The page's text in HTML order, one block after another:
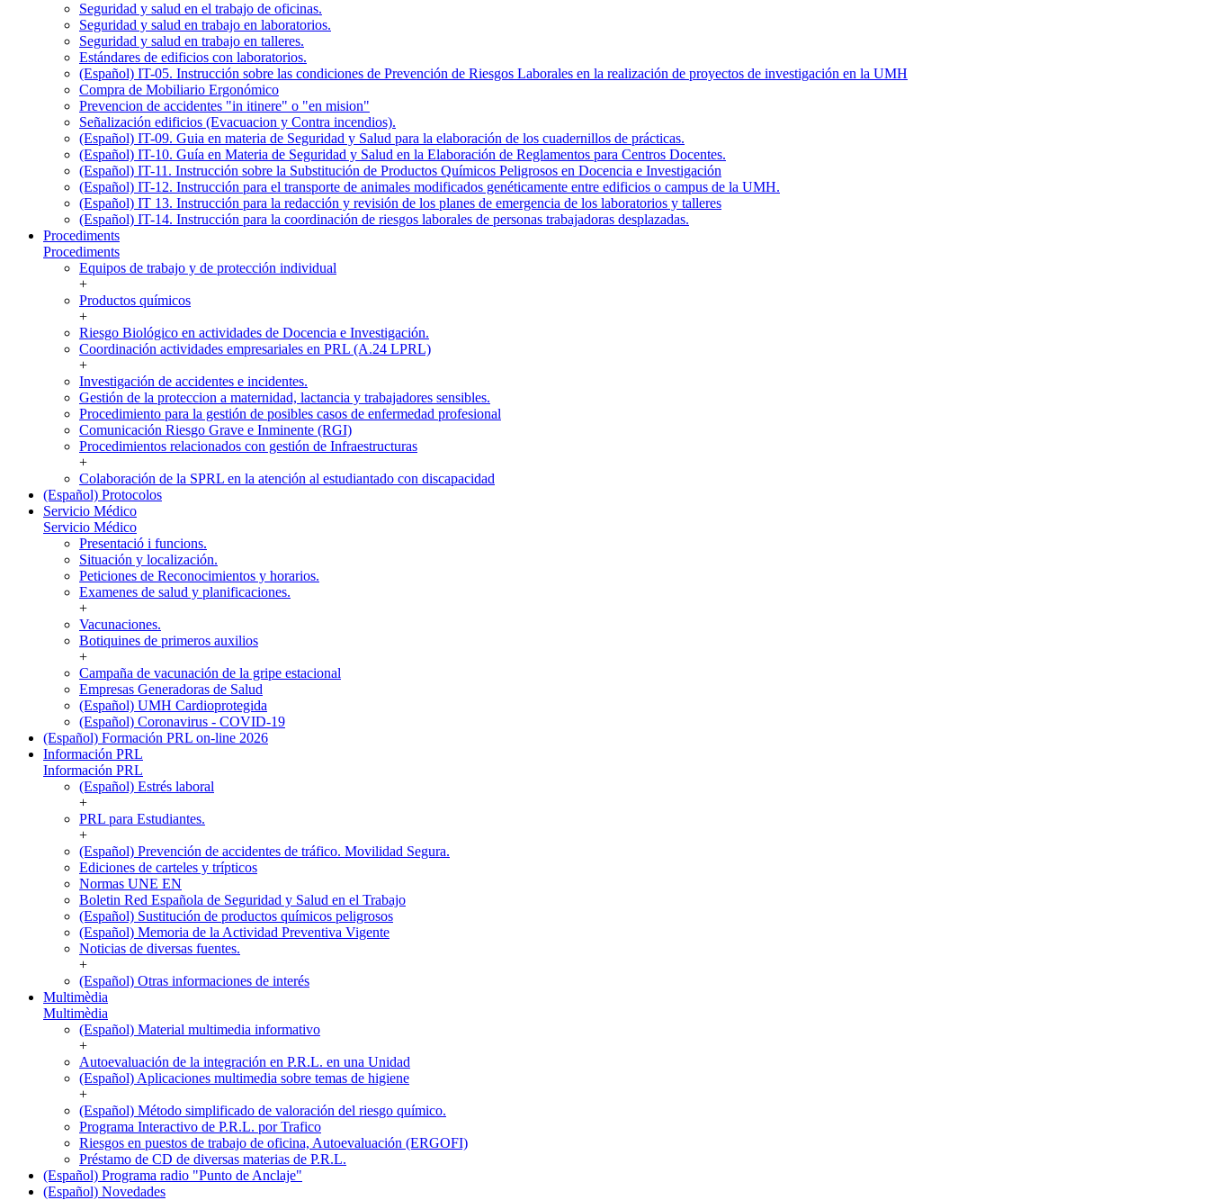
Seguridad y salud en el trabajo de oficinas.
Seguridad y salud en trabajo en laboratorios.
Seguridad y salud en trabajo en talleres.
Estándares de edificios con laboratorios.
(Español) IT-05. Instrucción sobre las condiciones de Prevención de Riesgos Laborales en la realización de proyectos de investigación en la UMH
Compra de Mobiliario Ergonómico
Prevencion de accidentes "in itinere" o "en mision"
Señalización edificios (Evacuacion y Contra incendios).
(Español) IT-09. Guia en materia de Seguridad y Salud para la elaboración de los cuadernillos de prácticas.
(Español) IT-10. Guía en Materia de Seguridad y Salud en la Elaboración de Reglamentos para Centros Docentes.
(Español) IT-11. Instrucción sobre la Substitución de Productos Químicos Peligrosos en Docencia e Investigación
(Español) IT-12. Instrucción para el transporte de animales modificados genéticamente entre edificios o campus de la UMH.
(Español) IT 13. Instrucción para la redacción y revisión de los planes de emergencia de los laboratorios y talleres
(Español) IT-14. Instrucción para la coordinación de riesgos laborales de personas trabajadoras desplazadas.
Procediments
Procediments
Equipos de trabajo y de protección individual
+
Productos químicos
+
Riesgo Biológico en actividades de Docencia e Investigación.
Coordinación actividades empresariales en PRL (A.24 LPRL)
+
Investigación de accidentes e incidentes.
Gestión de la proteccion a maternidad, lactancia y trabajadores sensibles.
Procedimiento para la gestión de posibles casos de enfermedad profesional
Comunicación Riesgo Grave e Inminente (RGI)
Procedimientos relacionados con gestión de Infraestructuras
+
Colaboración de la SPRL en la atención al estudiantado con discapacidad
(Español) Protocolos
Servicio Médico
Servicio Médico
Presentació i funcions.
Situación y localización.
Peticiones de Reconocimientos y horarios.
Examenes de salud y planificaciones.
+
Vacunaciones.
Botiquines de primeros auxilios
+
Campaña de vacunación de la gripe estacional
Empresas Generadoras de Salud
(Español) UMH Cardioprotegida
(Español) Coronavirus - COVID-19
(Español) Formación PRL on-line 2026
Información PRL
Información PRL
(Español) Estrés laboral
+
PRL para Estudiantes.
+
(Español) Prevención de accidentes de tráfico. Movilidad Segura.
Ediciones de carteles y trípticos
Normas UNE EN
Boletin Red Española de Seguridad y Salud en el Trabajo
(Español) Sustitución de productos químicos peligrosos
(Español) Memoria de la Actividad Preventiva Vigente
Noticias de diversas fuentes.
+
(Español) Otras informaciones de interés
Multimèdia
Multimèdia
(Español) Material multimedia informativo
+
Autoevaluación de la integración en P.R.L. en una Unidad
(Español) Aplicaciones multimedia sobre temas de higiene
+
(Español) Método simplificado de valoración del riesgo químico.
Programa Interactivo de P.R.L. por Trafico
Riesgos en puestos de trabajo de oficina, Autoevaluación (ERGOFI)
Préstamo de CD de diversas materias de P.R.L.
(Español) Programa radio "Punto de Anclaje"
(Español) Novedades